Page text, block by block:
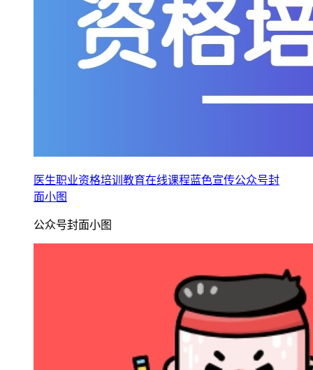
医生职业资格培训教育在线课程蓝色宣传公众号封
面小图
公众号封面小图